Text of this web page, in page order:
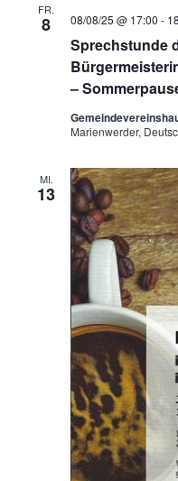
FR.
8
Sprechstunde
–
08/08/25 @ 17:00 -
Marienwerder,
MI.
13